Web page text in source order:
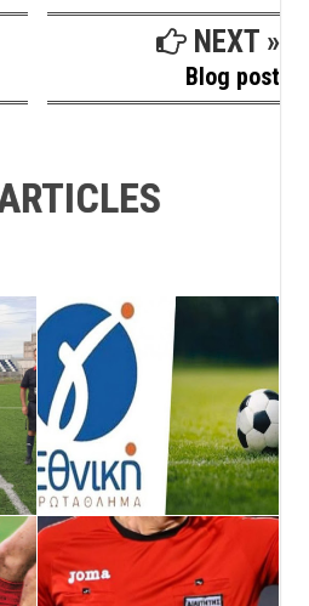
NEXT »
Blog post